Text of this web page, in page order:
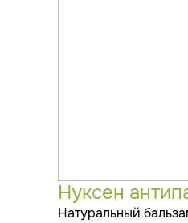
Нуксен
Натуральный